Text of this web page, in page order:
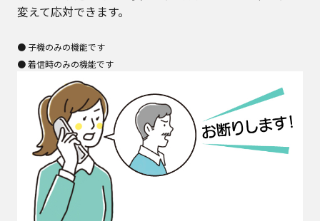
変えて応対できます。
● 子機のみの機能です
● 着信時のみの機能です